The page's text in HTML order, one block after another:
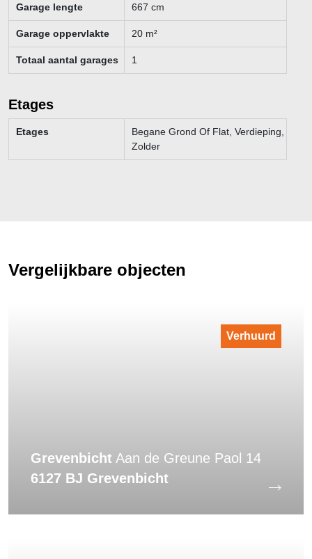
Garage lengte 667 cm
Garage oppervlakte 20 m²
Totaal aantal garages 1
Etages
Etages
Begane Grond Of Flat, Verdieping,
Zolder
Vergelijkbare objecten
Grevenbicht Aan de Greune Paol 14
6127 BJ Grevenbicht
Verhuurd